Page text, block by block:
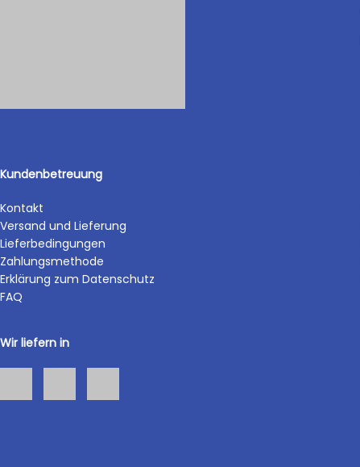
Kundenbetreuung
Kontakt
Versand und Lieferung
Lieferbedingungen
Zahlungsmethode
Erklärung zum Datenschutz
FAQ
Wir liefern in